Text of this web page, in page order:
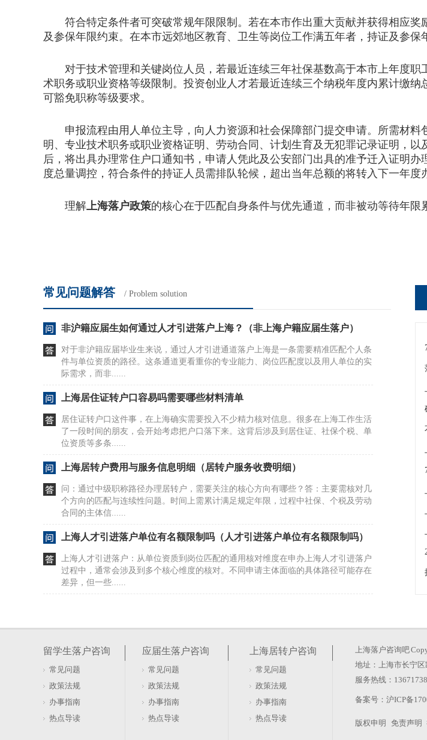
符合特定条件者可突破常规年限限制。若在本市作出重大贡献并获得相应奖
及参保年限约束。在本市远郊地区教育、卫生等岗位工作满五年者，持证及参保
对于技术管理和关键岗位人员，若最近连续三年社保基数高于本市上年度职
术职务或职业资格等级限制。投资创业人才若最近连续三个纳税年度内累计缴
可豁免职称等级要求。
申报流程由用人单位主导，向人力资源和社会保障部门提交申请。所需材料
明、专业技术职务或职业资格证明、劳动合同、计划生育及无犯罪记录证明，
后，将出具办理常住户口通知书，申请人凭此及公安部门出具的准予迁入证明
度总量调控，符合条件的持证人员需排队轮候，超出当年总额的将转入下一年度
理解上海落户政策的核心在于匹配自身条件与优先通道，而非被动等待年限
常见问题解答 / Problem solution
非沪籍应届生如何通过人才引进落户上海？（非上海户籍应届生落户）
对于非沪籍应届毕业生来说，通过人才引进通道落户上海是一条需要精准匹配个人条
件与单位资质的路径。这条通道更看重你的专业能力、岗位匹配度以及用人单位的实
际需求，而非......
上海居住证转户口容易吗需要哪些材料清单
居住证转户口这件事，在上海确实需要投入不少精力核对信息。很多在上海工作生活
了一段时间的朋友，会开始考虑把户口落下来。这背后涉及到居住证、社保个税、单
位资质等多条......
上海居转户费用与服务信息明细（居转户服务收费明细）
问：通过中级职称路径办理居转户，需要关注的核心方向有哪些？答：主要需核对几
个方向的匹配与连续性问题。时间上需累计满足规定年限，过程中社保、个税及劳动
合同的主体信......
上海人才引进落户单位有名额限制吗（人才引进落户单位有名额限制吗）
上海人才引进落户：从单位资质到岗位匹配的通用核对维度在申办上海人才引进落户
过程中，通常会涉及到多个核心维度的核对。不同申请主体面临的具体路径可能存在
差异，但一些......
上海引进人才落户时，对于材料信息的核验是关键一步，不同的细节疏漏可能影响进
起跑的根基，......
上海居住证满7年就能落户上海吗？不一定（上海居住证满7年一定能转户
吗）
很多家长以为居住证满7年就能直接落户上海，其实这只是居转户的起点之一。通过
海缴纳城镇职......
留学生落户咨询
常见问题
政策法规
办事指南
热点导读
应届生落户咨询
常见问题
政策法规
办事指南
热点导读
上海居转户咨询
常见问题
政策法规
办事指南
热点导读
上海落户咨询吧
地址：上海市长宁
服务热线：
备案号： 沪ICP备
版权申明 免责声明